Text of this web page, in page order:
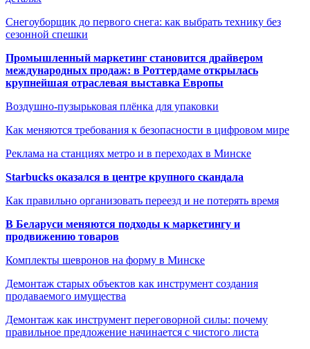
Снегоуборщик до первого снега: как выбрать технику без
сезонной спешки
Промышленный маркетинг становится драйвером
международных продаж: в Роттердаме открылась
крупнейшая отраслевая выставка Европы
Воздушно-пузырьковая плёнка для упаковки
Как меняются требования к безопасности в цифровом мире
Реклама на станциях метро и в переходах в Минске
Starbucks оказался в центре крупного скандала
Как правильно организовать переезд и не потерять время
В Беларуси меняются подходы к маркетингу и
продвижению товаров
Комплекты шевронов на форму в Минске
Демонтаж старых объектов как инструмент создания
продаваемого имущества
Демонтаж как инструмент переговорной силы: почему
правильное предложение начинается с чистого листа